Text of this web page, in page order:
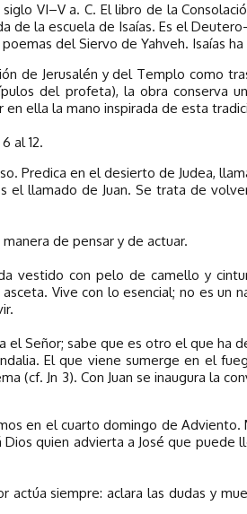
VI–V a. C. El libro de la
la escuela de Isaías. Es el
del Siervo de Yahveh. Isaías
de Jerusalén y del Templo como
del profeta), la obra conserva
ella la mano inspirada de esta
al 12.
Predica en el desierto de Judea,
el llamado de Juan. Se trata de
de pensar y de actuar.
vestido con pelo de camello y
Vive con lo esencial; no es un
el Señor; sabe que es otro el que ha
El que viene sumerge en el
(cf. Jn 3). Con Juan se inaugura la
en el cuarto domingo de Adviento.
quien advierta a José que puede
siempre: aclara las dudas y